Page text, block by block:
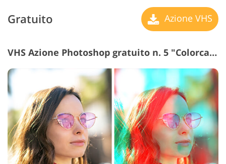
Gratuito Azione VHS
VHS Azione Photoshop gratuito n. 5 "Colorcast"